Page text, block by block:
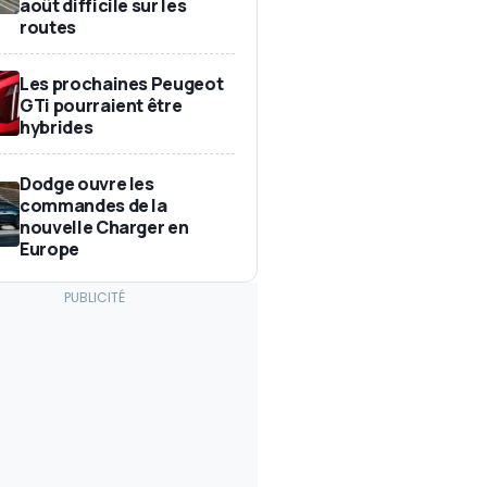
août difficile sur les
routes
Les prochaines Peugeot
GTi pourraient être
hybrides
Dodge ouvre les
commandes de la
nouvelle Charger en
Europe